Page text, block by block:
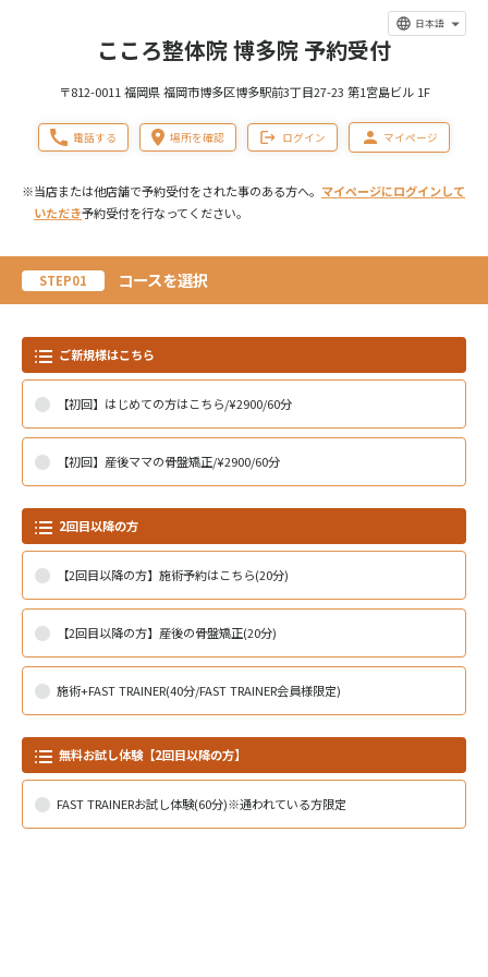
日本語
こころ整体院 博多院 予約受付
〒812-0011 福岡県 福岡市博多区博多駅前3丁目27-23 第1宮島ビル 1F
電話する 場所を確認 ログイン マイページ
※当店または他店舗で予約受付をされた事のある方へ。 マイページにログインして
いただき予約受付を行なってください。
STEP01 コースを選択
ご新規様はこちら
【初回】はじめての方はこちら/¥2900/60分
【初回】産後ママの骨盤矯正/¥2900/60分
2回目以降の方
【2回目以降の方】施術予約はこちら(20分)
【2回目以降の方】産後の骨盤矯正(20分)
施術+FAST TRAINER(40分/FAST TRAINER会員様限定)
無料お試し体験【2回目以降の方】
FAST TRAINERお試し体験(60分)※通われている方限定